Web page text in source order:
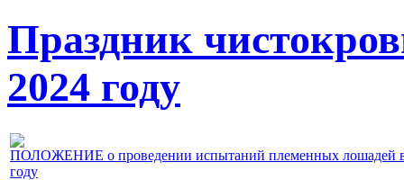
Праздник
2024 году
ПОЛОЖЕНИЕ о проведении испытаний племенных лошадей
году